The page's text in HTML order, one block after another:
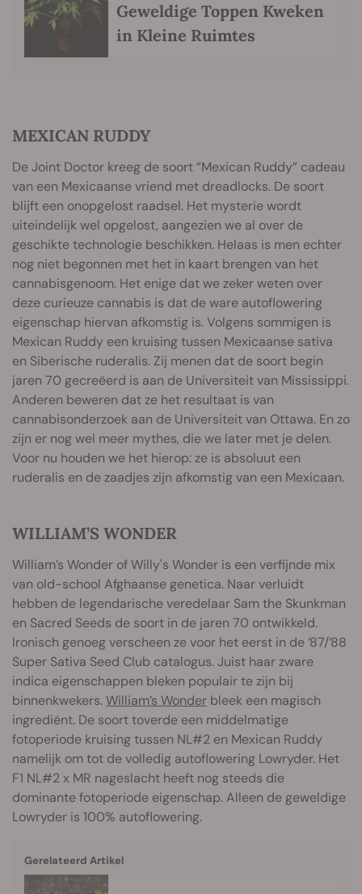
Geweldige Toppen Kweken
in Kleine Ruimtes
MEXICAN RUDDY
De Joint Doctor kreeg de soort “Mexican Ruddy” cadeau
van een Mexicaanse vriend met dreadlocks. De soort
blijft een onopgelost raadsel. Het mysterie wordt
uiteindelijk wel opgelost, aangezien we al over de
geschikte technologie beschikken. Helaas is men echter
nog niet begonnen met het in kaart brengen van het
cannabisgenoom. Het enige dat we zeker weten over
deze curieuze cannabis is dat de ware autoflowering
eigenschap hiervan afkomstig is. Volgens sommigen is
Mexican Ruddy een kruising tussen Mexicaanse sativa
en Siberische ruderalis. Zij menen dat de soort begin
jaren 70 gecreëerd is aan de Universiteit van Mississippi.
Anderen beweren dat ze het resultaat is van
cannabisonderzoek aan de Universiteit van Ottawa. En zo
zijn er nog wel meer mythes, die we later met je delen.
Voor nu houden we het hierop: ze is absoluut een
ruderalis en de zaadjes zijn afkomstig van een Mexicaan.
WILLIAM’S WONDER
William’s Wonder of Willy's Wonder is een verfijnde mix
van old-school Afghaanse genetica. Naar verluidt
hebben de legendarische veredelaar Sam the Skunkman
en Sacred Seeds de soort in de jaren 70 ontwikkeld.
Ironisch genoeg verscheen ze voor het eerst in de ’87/’88
Super Sativa Seed Club catalogus. Juist haar zware
indica eigenschappen bleken populair te zijn bij
binnenkwekers.William’s Wonder bleek een magisch
ingrediënt. De soort toverde een middelmatige
fotoperiode kruising tussen NL#2 en Mexican Ruddy
namelijk om tot de volledig autoflowering Lowryder. Het
F1 NL#2 x MR nageslacht heeft nog steeds die
dominante fotoperiode eigenschap. Alleen de geweldige
Lowryder is 100% autoflowering.
Gerelateerd Artikel